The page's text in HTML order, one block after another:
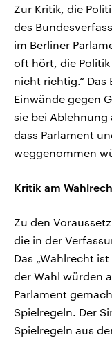
Zur Kritik, die
des
im Berliner
oft hört, die
nicht richtig.“
Einwände gegen
sie bei Ablehnung
dass Parlament
weggenommen
Kritik am
Zu den
die in der
Das „Wahlrecht
der Wahl würden
Parlament
Spielregeln. Der
Spielregeln aus